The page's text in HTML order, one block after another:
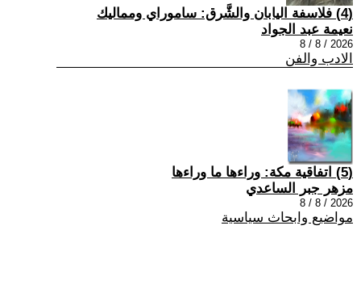
(4) فلاسفة اليابان والشَّرق: ساموراي ومماليك
نعيمة عبد الجواد
2026 / 8 / 8
الادب والفن
(5) اتفاقية مكة: وراءها ما وراءها
مزهر جبر الساعدي
2026 / 8 / 8
مواضيع وابحاث سياسية